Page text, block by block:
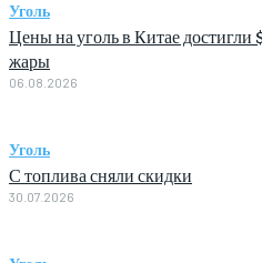
Уголь
Цены на уголь в Китае достигли
жары
06.08.2026
Уголь
С топлива сняли скидки
30.07.2026